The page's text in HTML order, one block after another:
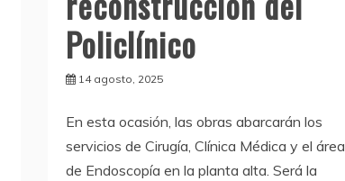
Policlínico
14 agosto, 2025
En esta ocasión, las obras abarcarán los
servicios de Cirugía, Clínica Médica y el área
de Endoscopía en la planta alta. Será la